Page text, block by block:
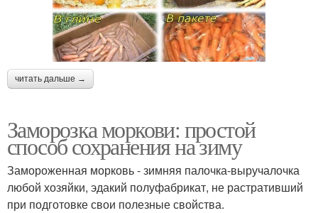
читать дальше →
Заморозка моркови: простой
способ сохранения на зиму
Замороженная морковь - зимняя палочка-выручалочка
любой хозяйки, эдакий полуфабрикат, не растративший
при подготовке свои полезные свойства.